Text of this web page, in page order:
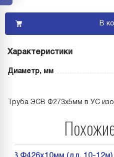
В
Характеристики
Диаметр, мм
Труба ЭСВ Ф273х5мм в УС